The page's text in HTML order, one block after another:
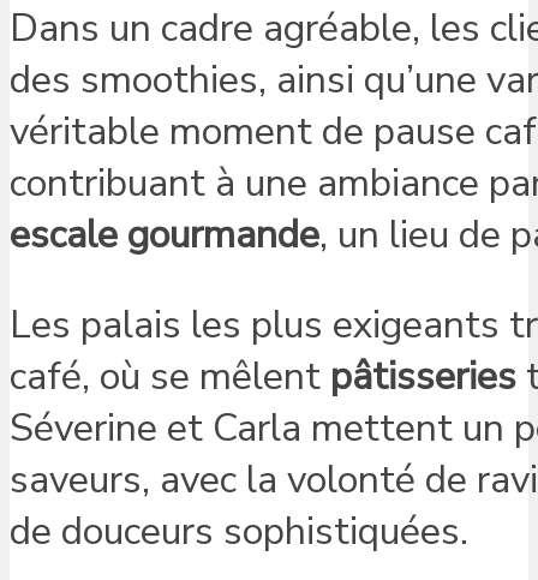
Dans un cadre agréable, les
des smoothies, ainsi qu’une
véritable moment de pause
contribuant à une ambiance
escale gourmande, un lieu de
Les palais les plus exigeants
café, où se mêlent pâtisseries
Séverine et Carla mettent un
saveurs, avec la volonté de
de douceurs sophistiquées.